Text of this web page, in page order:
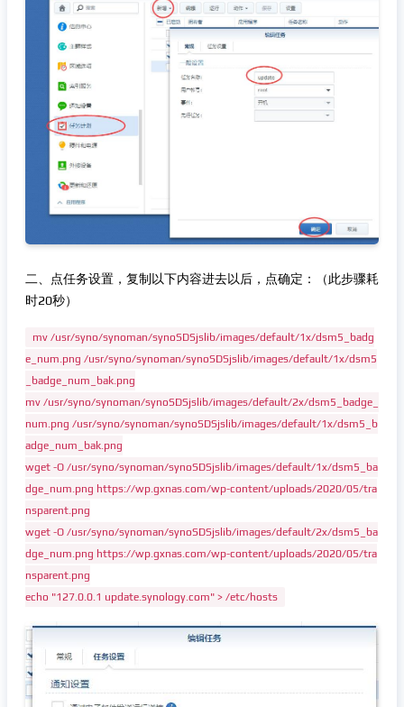
二、点任务设置，复制以下内容进去以后，点确定：（此步骤耗
时20秒）
mv /usr/syno/synoman/synoSDSjslib/images/default/1x/dsm5_badg
e_num.png /usr/syno/synoman/synoSDSjslib/images/default/1x/dsm5
_badge_num_bak.png
mv /usr/syno/synoman/synoSDSjslib/images/default/2x/dsm5_badge_
num.png /usr/syno/synoman/synoSDSjslib/images/default/1x/dsm5_b
adge_num_bak.png
wget -O /usr/syno/synoman/synoSDSjslib/images/default/1x/dsm5_ba
dge_num.png https://wp.gxnas.com/wp-content/uploads/2020/05/tra
nsparent.png
wget -O /usr/syno/synoman/synoSDSjslib/images/default/2x/dsm5_ba
dge_num.png https://wp.gxnas.com/wp-content/uploads/2020/05/tra
nsparent.png
echo "127.0.0.1 update.synology.com" > /etc/hosts